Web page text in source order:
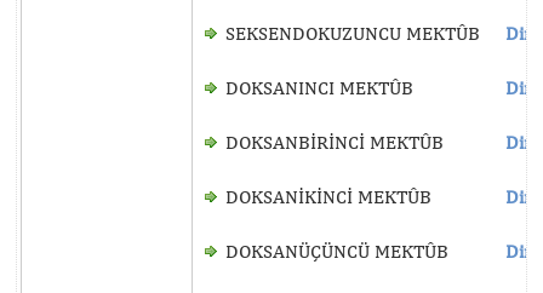
SEKSENDOKUZUNCU MEKTÛB
DOKSANINCI MEKTÛB
DOKSANBİRİNCİ MEKTÛB
DOKSANİKİNCİ MEKTÛB
DOKSANÜÇÜNCÜ MEKTÛB